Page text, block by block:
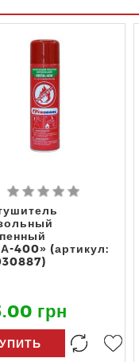
400» (артикул:
грн